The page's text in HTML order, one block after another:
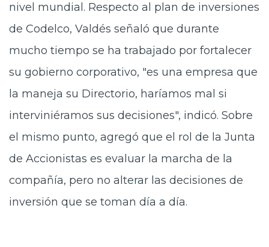
nivel mundial. Respecto al plan de inversiones
de Codelco, Valdés señaló que durante
mucho tiempo se ha trabajado por fortalecer
su gobierno corporativo, "es una empresa que
la maneja su Directorio, haríamos mal si
interviniéramos sus decisiones", indicó. Sobre
el mismo punto, agregó que el rol de la Junta
de Accionistas es evaluar la marcha de la
compañía, pero no alterar las decisiones de
inversión que se toman día a día.